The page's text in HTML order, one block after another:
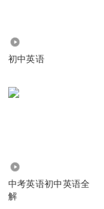
初中英语
中考英语初中英语全
解